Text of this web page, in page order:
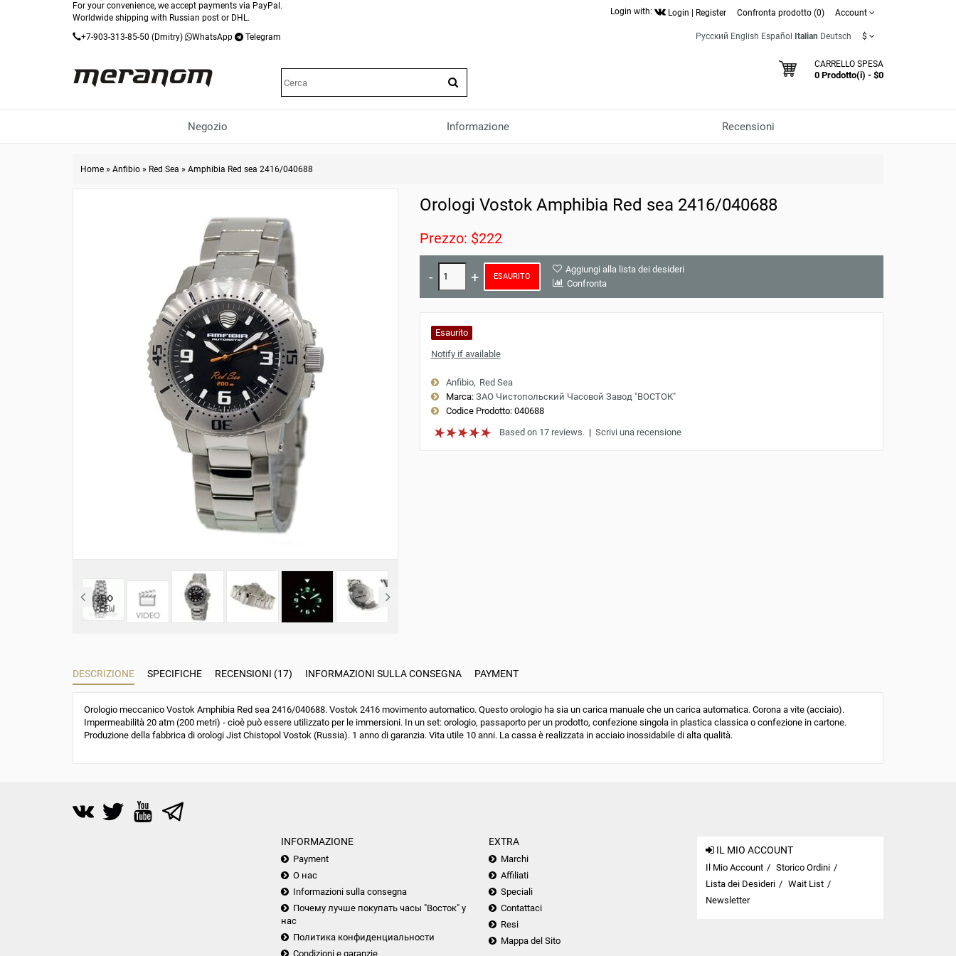
For your convenience, we accept payments via PayPal.
Worldwide shipping with Russian post or DHL.
+7-903-313-85-50 (Dmitry) WhatsApp Telegram
Login with: Login Register Confronta prodotto (0) Account
Русский English Español Italian Deutsch $
CARRELLO SPESA
0 Prodotto(i) - $0
Negozio Informazione Recensioni
Home » Anfibio » Red Sea » Amphibia Red sea 2416/040688
Orologi Vostok Amphibia Red sea 2416/040688
Prezzo: $222
ESAURITO
Aggiungi alla lista dei desideri
Confronta
Esaurito
Notify if available
Anfibio
Red Sea
Marca: ЗАО Чистопольский Часовой Завод "ВОСТОК"
Codice Prodotto:040688
Based on 17 reviews.| Scrivi una recensione
DESCRIZIONE SPECIFICHE RECENSIONI (17) INFORMAZIONI SULLA CONSEGNA PAYMENT
Orologio meccanico Vostok Amphibia Red sea 2416/040688. Vostok 2416 movimento automatico. Questo orologio ha sia un carica manuale che un carica automatica. Corona a vite (acciaio).
Impermeabilità 20 atm (200 metri) - cioè può essere utilizzato per le immersioni. In un set: orologio, passaporto per un prodotto, confezione singola in plastica classica o confezione in cartone.
Produzione della fabbrica di orologi Jist Chistopol Vostok (Russia). 1 anno di garanzia. Vita utile 10 anni. La cassa è realizzata in acciaio inossidabile di alta qualità.
INFORMAZIONE
Payment
О нас
Informazioni sulla consegna
Почему лучше покупать часы "Восток" у
нас
Политика конфиденциальности
Condizioni e garanzie
EXTRA
Marchi
Affiliati
Speciali
Contattaci
Resi
Mappa del Sito
IL MIO ACCOUNT
Il Mio Account
Storico Ordini
Lista dei Desideri
Wait List
Newsletter